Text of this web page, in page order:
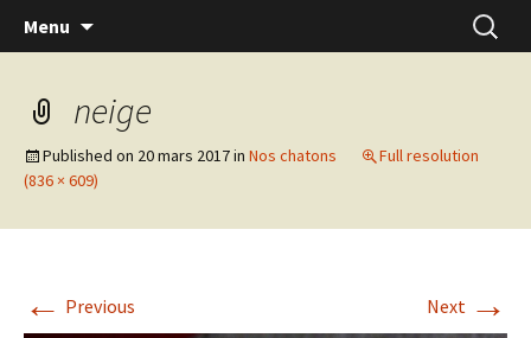
Menu
neige
Published on 20 mars 2017in Nos chatons
Full resolution
(836 × 609)
← Previous Next →